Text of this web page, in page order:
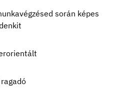
során képes